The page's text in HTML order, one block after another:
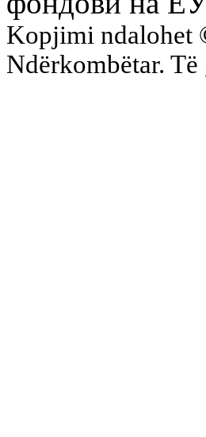
Kopjimi ndalohet
Ndërkombëtar.